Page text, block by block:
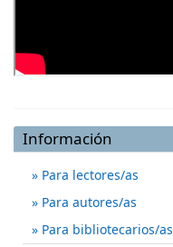
Información
Para lectores/as
Para autores/as
Para bibliotecarios/as